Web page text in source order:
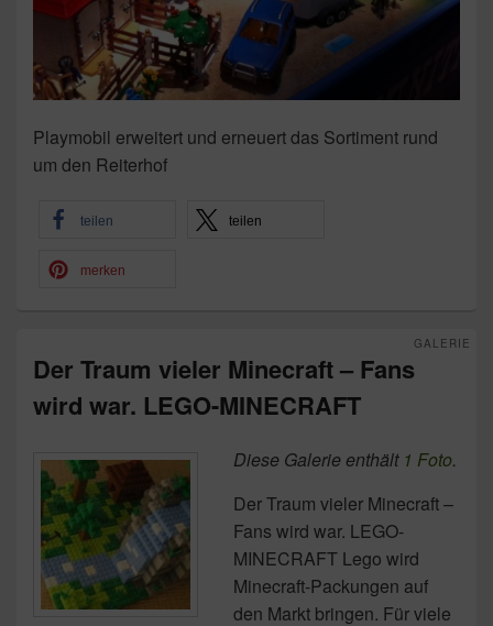
Playmobil erweitert und erneuert das Sortiment rund
um den Reiterhof
teilen teilen
merken
Der Traum vieler Minecraft – Fans
wird war. LEGO-MINECRAFT
GALERIE
Diese Galerie enthält 1 Foto.
Der Traum vieler Minecraft –
Fans wird war. LEGO-
MINECRAFT Lego wird
Minecraft-Packungen auf
den Markt bringen. Für viele